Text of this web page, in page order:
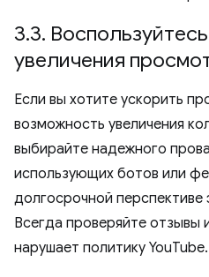
3.3.
увеличения
Если вы хотите ускорить
возможность увеличения
выбирайте надежного
использующих ботов или
долгосрочной
Всегда проверяйте отзывы
нарушает политику YouTube.